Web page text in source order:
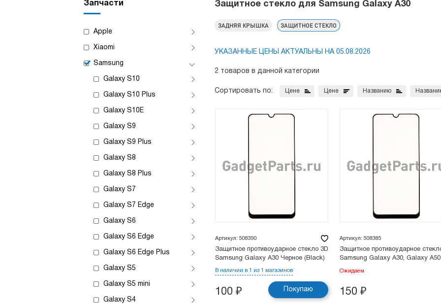
Запчасти
Apple
Xiaomi
Samsung
Galaxy S10
Galaxy S10 Plus
Galaxy S10E
Galaxy S9
Galaxy S9 Plus
Galaxy S8
Galaxy S8 Plus
Galaxy S7
Galaxy S7 Edge
Galaxy S6
Galaxy S6 Edge
Galaxy S6 Edge Plus
Galaxy S5
Galaxy S5 mini
Galaxy S4
Защитное стекло для Samsung Galaxy A30
ЗАДНЯЯ КРЫШКА ЗАЩИТНОЕ СТЕКЛО
УКАЗАННЫЕ ЦЕНЫ АКТУАЛЬНЫ НА 05.08.2026
2 товаров в данной категории
Сортировать по: Цене Цене Названию
Артикул: 508390
Защитное противоударное стекло 3D
Samsung Galaxy A30 Черное (Black)
В наличии в 1 из 1 магазинов
100 ₽ Покупаю
Артикул: 508385
Защитное противоударное
Samsung Galaxy A30, Galaxy A50
Ожидаем
150 ₽